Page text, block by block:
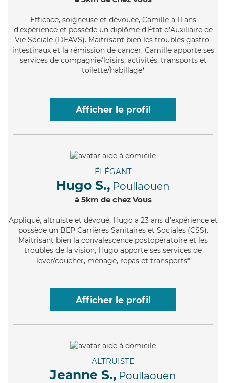
Efficace, soigneuse et dévouée, Camille a 11 ans
d'expérience et possède un diplôme d'État d'Auxiliaire de
Vie Sociale (DEAVS). Maitrisant bien les troubles gastro-
intestinaux et la rémission de cancer, Camille apporte ses
services de compagnie/loisirs, activités, transports et
toilette/habillage*
Afficher le profil
ÉLÉGANT
Hugo S., Poullaouen
à 5km de chez Vous
Appliqué, altruiste et dévoué, Hugo a 23 ans d'expérience et
possède un BEP Carrières Sanitaires et Sociales (CSS).
Maitrisant bien la convalescence postopératoire et les
troubles de la vision, Hugo apporte ses services de
lever/coucher, ménage, repas et transports*
Afficher le profil
ALTRUISTE
Jeanne S., Poullaouen